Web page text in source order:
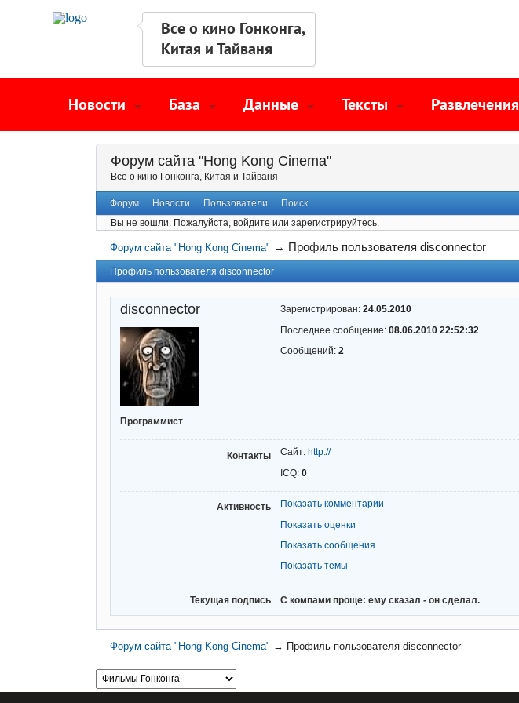
Все о кино Гонконга,
Китая и Тайваня
Новости База Данные Тексты Развлечения
Форум сайта "Hong Kong Cinema"
Все о кино Гонконга, Китая и Тайваня
Форум Новости Пользователи
Поиск
Вы не вошли. Пожалуйста, войдите или зарегистрируйтесь.
Форум сайта "Hong Kong Cinema" → Профиль пользователя disconnector
Профиль пользователя disconnector
disconnector
Программист
Зарегистрирован: 24.05.2010
Последнее сообщение: 08.06.2010 22:52:32
Сообщений: 2
Контакты Сайт: http://
ICQ: 0
Активность
Показать комментарии
Показать оценки
Показать сообщения
Показать темы
Текущая подпись С компами проще: ему сказал - он сделал.
Форум сайта "Hong Kong Cinema" → Профиль пользователя disconnector